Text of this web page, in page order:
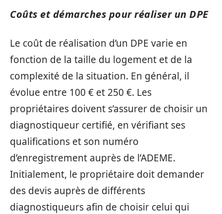
Coûts et démarches pour réaliser un DPE
Le coût de réalisation d’un DPE varie en
fonction de la taille du logement et de la
complexité de la situation. En général, il
évolue entre 100 € et 250 €. Les
propriétaires doivent s’assurer de choisir un
diagnostiqueur certifié, en vérifiant ses
qualifications et son numéro
d’enregistrement auprès de l’ADEME.
Initialement, le propriétaire doit demander
des devis auprès de différents
diagnostiqueurs afin de choisir celui qui